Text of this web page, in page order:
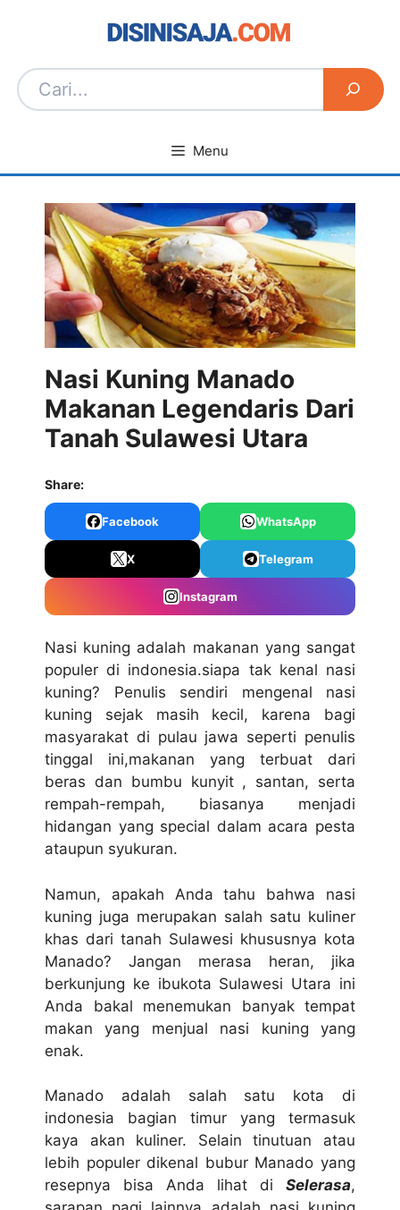
Menu
Nasi Kuning Manado
Makanan Legendaris Dari
Tanah Sulawesi Utara
Share:
Facebook WhatsApp
X Telegram
Instagram
Nasi kuning adalah makanan yang sangat
populer di indonesia.siapa tak kenal nasi
kuning? Penulis sendiri mengenal nasi
kuning sejak masih kecil, karena bagi
masyarakat di pulau jawa seperti penulis
tinggal ini,makanan yang terbuat dari
beras dan bumbu kunyit , santan, serta
rempah-rempah, biasanya menjadi
hidangan yang special dalam acara pesta
ataupun syukuran.
Namun, apakah Anda tahu bahwa nasi
kuning juga merupakan salah satu kuliner
khas dari tanah Sulawesi khususnya kota
Manado? Jangan merasa heran, jika
berkunjung ke ibukota Sulawesi Utara ini
Anda bakal menemukan banyak tempat
makan yang menjual nasi kuning yang
enak.
Manado adalah salah satu kota di
indonesia bagian timur yang termasuk
kaya akan kuliner. Selain tinutuan atau
lebih populer dikenal bubur Manado yang
resepnya bisa Anda lihat di Selerasa,